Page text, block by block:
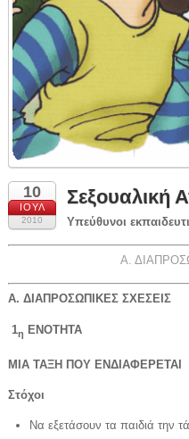
10
ΙΟΎΛ
2010
Σεξουαλική
Υπεύθυνοι
Α.
A. ΔΙΑΠΡΟΣΩΠΙΚΕΣ ΣΧΕΣΕΙΣ
1η ΕΝΟΤΗΤΑ
ΜΙΑ ΤΑΞΗ ΠΟΥ ΕΝΔΙΑΦΕΡΕΤΑΙ
Στόχοι
Να εξετάσουν τα παιδιά την